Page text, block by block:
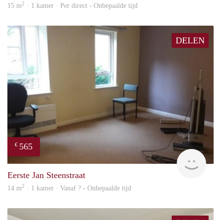
15 m2 · 1 kamer · Per direct - Onbepaalde tijd
DELEN
€ 565
Eerste Jan Steenstraat
14 m2 · 1 kamer · Vanaf ? - Onbepaalde tijd